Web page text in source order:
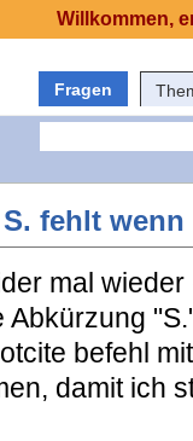
Fragen
fehlt
mal
Abkürzung
befehl
damit ich
Willkommen,